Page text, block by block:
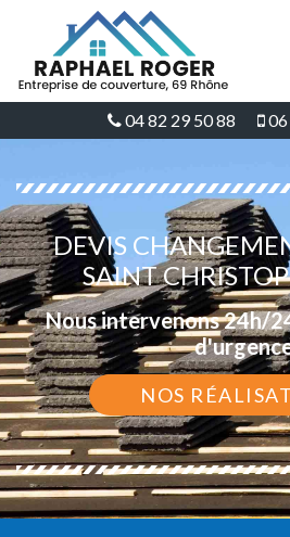
04 82 29 50 88
DEVIS
SAINT
Nous intervenons 24h/
NOS